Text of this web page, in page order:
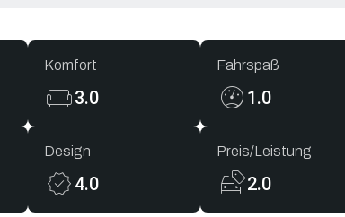
Komfort
3.0
Fahrspaß
1.0
Design
4.0
Preis/Leistung
2.0